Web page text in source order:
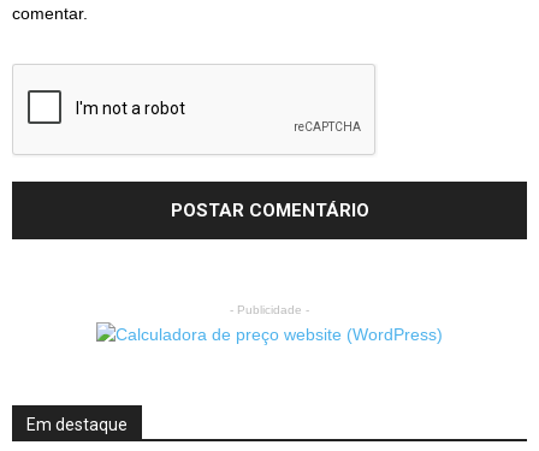
comentar.
- Publicidade -
Em destaque